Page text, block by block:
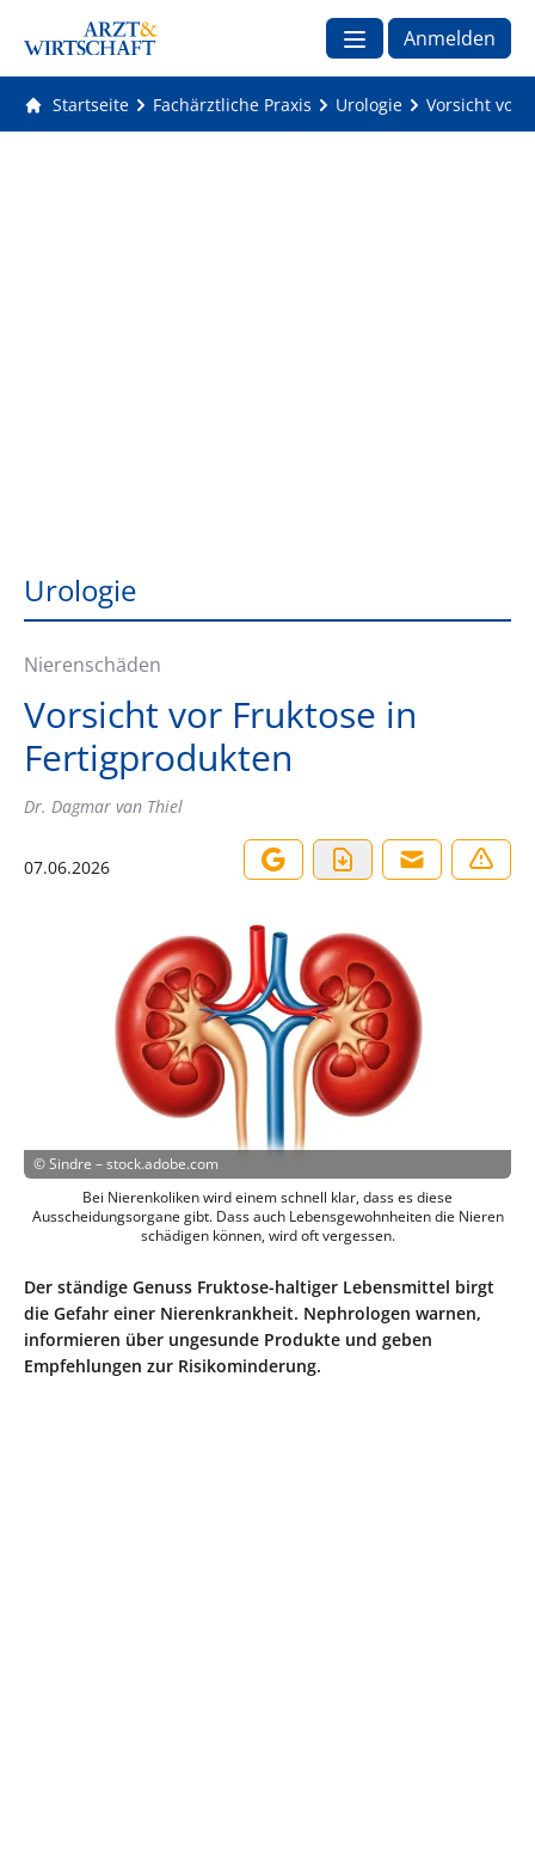
Anmelden
Startseite Fachärztliche Praxis Urologie Vorsicht vor
Urologie
Nierenschäden
Vorsicht vor Fruktose in
Fertigprodukten
Dr. Dagmar van Thiel
07.06.2026
©Sindre – stock.adobe.com
Bei Nierenkoliken wird einem schnell klar, dass es diese
Ausscheidungsorgane gibt. Dass auch Lebensgewohnheiten die Nieren
schädigen können, wird oft vergessen.
Der ständige Genuss Fruktose-haltiger Lebensmittel birgt
die Gefahr einer Nierenkrankheit. Nephrologen warnen,
informieren über ungesunde Produkte und geben
Empfehlungen zur Risikominderung.